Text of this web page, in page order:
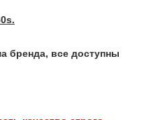
бренда, все доступны